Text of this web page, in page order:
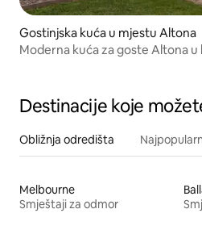
Gostinjska kuća u mjestu Altona
Moderna kuća za goste Altona u
Destinacije koje
Obližnja odredišta
Melbourne
Smještaji za odmor